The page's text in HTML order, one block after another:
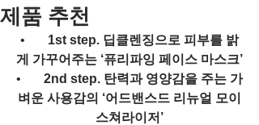
제품 추천
• 1st step. 딥클렌징으로 피부를 밝
게 가꾸어주는 ‘퓨리파잉 페이스 마스크’
• 2nd step. 탄력과 영양감을 주는 가
벼운 사용감의 ‘어드밴스드 리뉴얼 모이
스쳐라이저’